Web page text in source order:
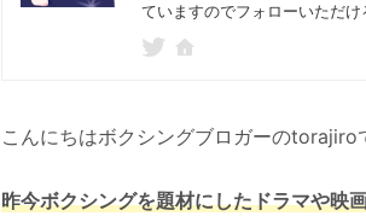
ていますのでフォローいただけ
こんにちはボクシングブロガーのtorajiro
昨今ボクシングを題材にしたドラマや映